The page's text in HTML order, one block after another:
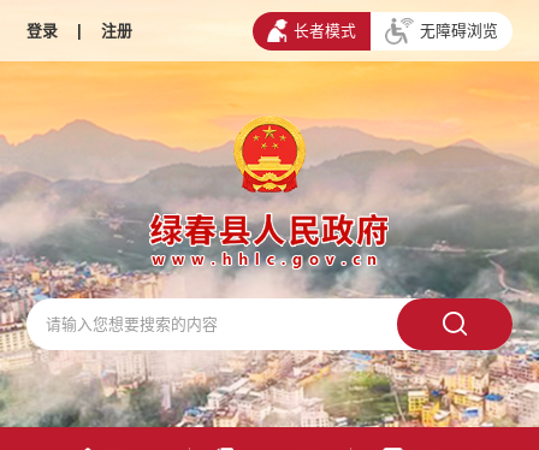
登录 | 注册 长者模式 无障碍浏览